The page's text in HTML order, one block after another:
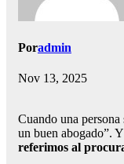
Poradmin
Nov 13, 2025
Cuando una
un buen abogado”.
referimos al